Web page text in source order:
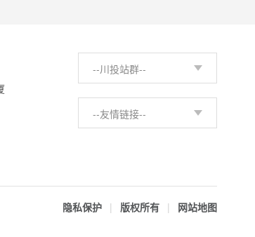
--川投站群--
--友情链接--
隐私保护 | 版权所有 | 网站地图